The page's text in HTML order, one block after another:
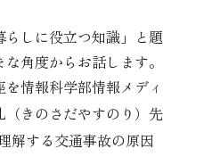
らしに役立つ知識」と題
角度からお話します。
を情報科学部情報メディ
きのさだやすのり）先
解する交通事故の原因